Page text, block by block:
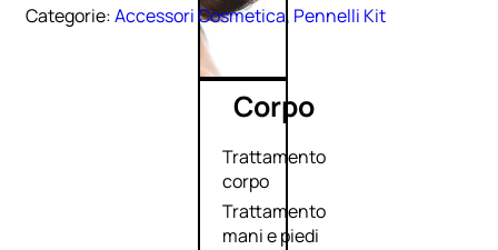
Corpo
Trattamento
corpo
Trattamento
mani e piedi
Categorie:Accessori Cosmetica, Pennelli Kit